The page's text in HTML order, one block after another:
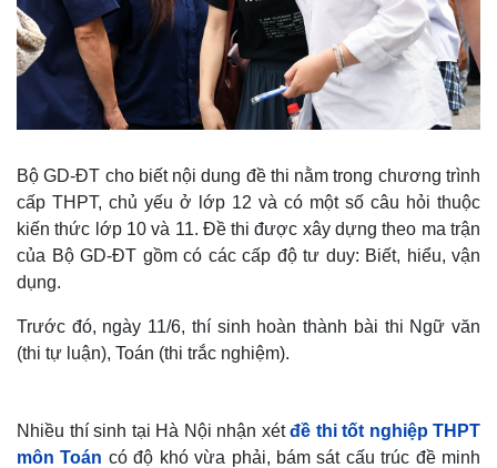
Bộ GD-ĐT cho biết nội dung đề thi nằm trong chương trình
cấp THPT, chủ yếu ở lớp 12 và có một số câu hỏi thuộc
kiến thức lớp 10 và 11. Đề thi được xây dựng theo ma trận
của Bộ GD-ĐT gồm có các cấp độ tư duy: Biết, hiểu, vận
dụng.
Trước đó, ngày 11/6, thí sinh hoàn thành bài thi Ngữ văn
(thi tự luận), Toán (thi trắc nghiệm).
Nhiều thí sinh tại Hà Nội nhận xétđề thi tốt nghiệp THPT
môn Toán có độ khó vừa phải, bám sát cấu trúc đề minh